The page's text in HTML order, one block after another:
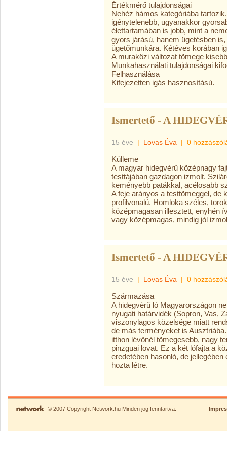
Értékmérő tulajdonságai
Nehéz hámos kategóriába
igénytelenebb, ugyanakkor
élettartamában is jobb, mint a
gyors járású, hanem ügetésben
ügetőmunkára. Kétéves korában
A muraközi változat tömege
Munkahasználati tulajdonságai
Felhasználása
Kifejezetten igás hasznosítású.
Ismertető - A
15 éve | Lovas Éva | 0
Külleme
A magyar hidegvérű középnagy
testtájában gazdagon izmolt.
keményebb patákkal, acélosabb
A feje arányos a testtömeggel, de
profilvonalú. Homloka széles,
középmagasan illesztett, enyhén
vagy középmagas, mindig jól
Ismertető - A
15 éve | Lovas Éva | 0
Származása
A hidegvérű ló Magyarországon
nyugati határvidék (Sopron, Vas,
viszonylagos közelsége miatt
de más terményeket is
itthon lévőnél tömegesebb, nagy
pinzguai lovat. Ez a két lófajta a
eredetében hasonló, de
hozta létre.
© 2007 Copyright Network.hu Minden jog fenntartva.